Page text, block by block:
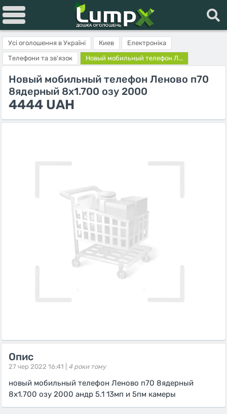
Усі оголошення в Україні Киев
Електроніка
Телефони та зв'язок
Новый мобильный телефон Л...
Новый мобильный телефон Леново п70
8ядерный 8х1.700 озу 2000
4444 UAH
Опис
27 чер 2022 16:41 | 4 роки тому
новый мобильный телефон Леново п70 8ядерный
8х1.700 озу 2000 андр 5.1 13мп и 5пм камеры